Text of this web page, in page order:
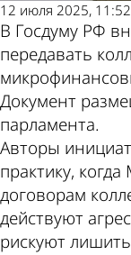
12 июля 2025, 11:52
В Госдуму РФ
передавать
Документ
парламента.
Авторы
практику,
договорам
действуют
рискуют